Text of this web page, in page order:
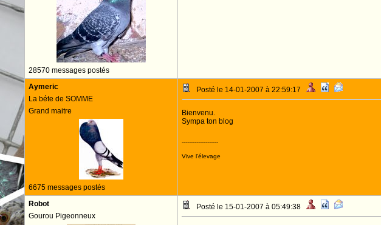
28570 messages postés
Aymeric
La béte de SOMME
Grand maitre
6675 messages postés
Posté le 14-01-2007 à 22:59:17
Bienvenu.
Sympa ton blog
--------------------
Vive l'élevage
Robot
Gourou Pigeonneux
Posté le 15-01-2007 à 05:49:38